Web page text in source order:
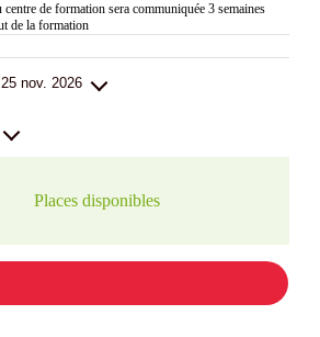
centre de formation sera communiquée 3 semaines
de la formation
nov. 2026
Places disponibles